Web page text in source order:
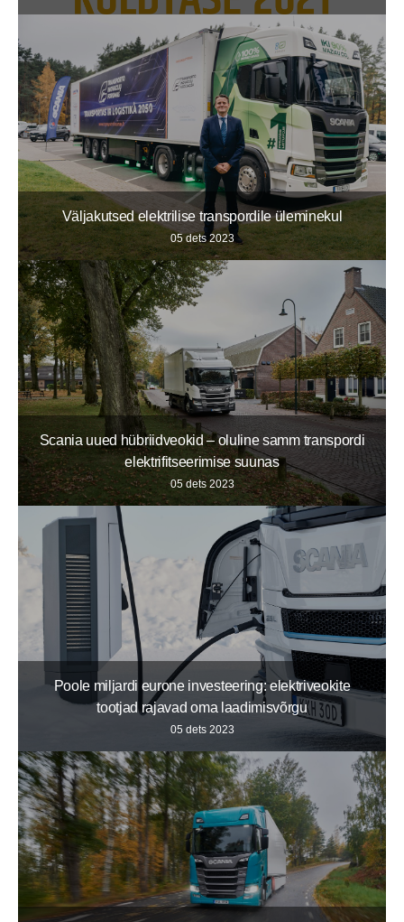
Väljakutsed elektrilise transpordile üleminekul
05 dets 2023
Scania uued hübriidveokid – oluline samm transpordi
elektrifitseerimise suunas
05 dets 2023
Poole miljardi eurone investeering: elektriveokite
tootjad rajavad oma laadimisvõrgu
05 dets 2023